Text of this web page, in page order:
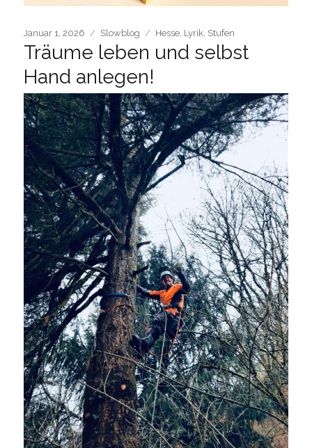
Posted
on
Januar 1, 2026 Categories
Slowblog Tags
Hesse Lyrik Stufen
Träume leben und selbst
Hand anlegen!